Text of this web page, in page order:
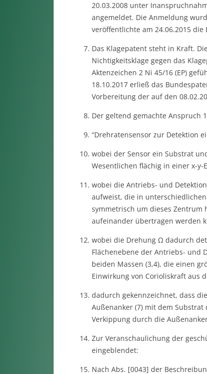
20.03.2008 unter
angemeldet. Die Anmeldung
veröffentlichte am 24.06.2015
Das Klagepatent steht in Kraft.
Nichtigkeitsklage gegen das
Aktenzeichen 2 Ni 45/16 (EP)
18.10.2017 erließ das
Vorbereitung der auf den
Der geltend gemachte Anspruch
“Drehratensensor zur Detektion
wobei der Sensor ein Substrat
Wesentlichen flächig in einer x-
wobei die Antriebs- und
aufweist, die in
symmetrisch um dieses Zentrum
aufeinander übertragen werden
wobei die Drehung Ω dadurch
Flächenebene der Antriebs- und
beiden Massen (3,4), die einen
Einwirkung von Corioliskraft aus
dadurch gekennzeichnet, dass
Außenanker (7) mit dem
Verkippung durch die
Zur Veranschaulichung der
eingeblendet:
Nach Abs. [0043] der